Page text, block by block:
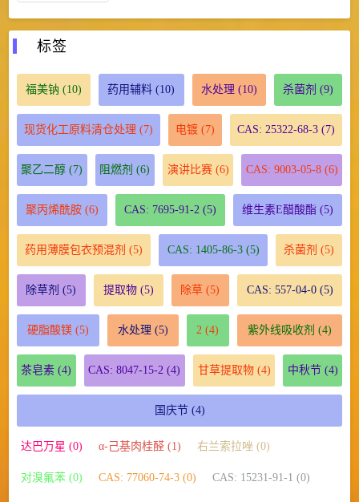
标签
福美钠 (10) 药用辅料 (10) 水处理 (10) 杀菌剂 (9)
现货化工原料清仓处理 (7) 电镀 (7) CAS: 25322-68-3 (7)
聚乙二醇 (7) 阻燃剂 (6) 演讲比赛(6) CAS: 9003-05-8(6)
聚丙烯酰胺(6) CAS: 7695-91-2 (5) 维生素E醋酸酯 (5)
药用薄膜包衣预混剂 (5) CAS: 1405-86-3(5) 杀菌剂 (5)
除草剂 (5) 提取物(5) 除草 (5) CAS: 557-04-0(5)
硬脂酸镁(5) 水处理 (5) 2 (4) 紫外线吸收剂 (4)
茶皂素 (4) CAS: 8047-15-2 (4) 甘草提取物(4) 中秋节(4)
国庆节(4)
达巴万星 (0) α-己基肉桂醛 (1) 右兰索拉唑 (0)
对溴氟苯 (0) CAS: 77060-74-3 (0) CAS: 15231-91-1 (0)